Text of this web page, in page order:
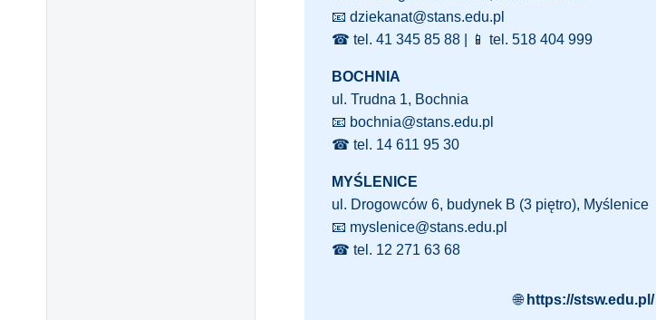
📧 dziekanat@stans.edu.pl
☎ tel. 41 345 85 88 | 📱 tel. 518 404 999
BOCHNIA
ul. Trudna 1, Bochnia
📧 bochnia@stans.edu.pl
☎ tel. 14 611 95 30
MYŚLENICE
ul. Drogowców 6, budynek B (3 piętro), Myślenice
📧 myslenice@stans.edu.pl
☎ tel. 12 271 63 68
🌐 https://stsw.edu.pl/